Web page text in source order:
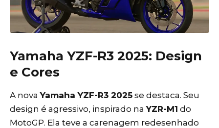
Yamaha YZF-R3 2025: Design
e Cores
A novaYamaha YZF-R3 2025 se destaca. Seu
design é agressivo, inspirado naYZR-M1 do
MotoGP. Ela teve a carenagem redesenhado